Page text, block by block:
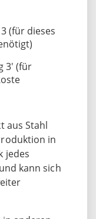
(für dieses
3' (für
aus Stahl
in
jedes
kann sich